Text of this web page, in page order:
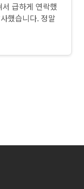
급하게 연락했
했습니다. 정말